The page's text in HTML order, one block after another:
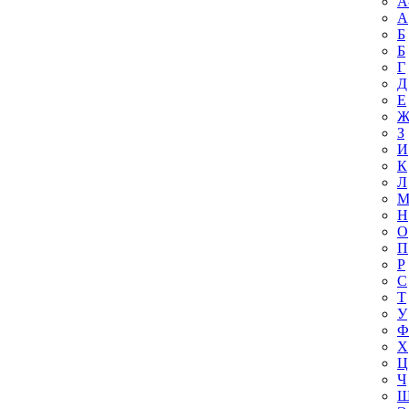
А
Б
Б
Г
Д
Е
Ж
З
И
К
Л
М
Н
О
П
Р
С
Т
У
Ф
Х
Ц
Ч